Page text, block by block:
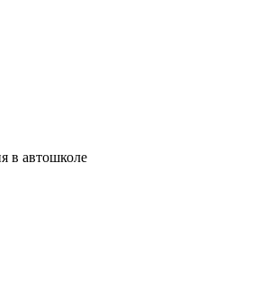
в автошколе